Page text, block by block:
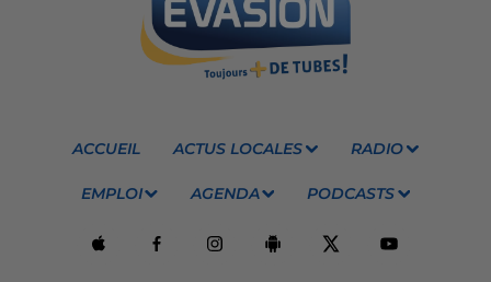
ACCUEIL ACTUS LOCALES RADIO
EMPLOI AGENDA PODCASTS